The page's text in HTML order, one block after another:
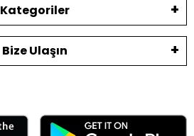
Kategoriler
Bize Ulaşın